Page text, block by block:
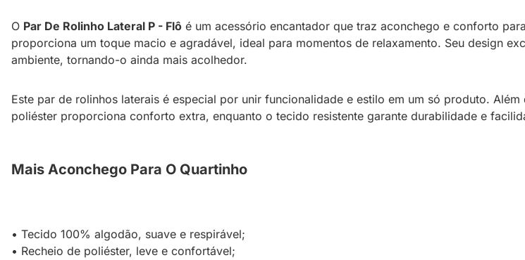
O Par De Rolinho Lateral P - Flô é um acessório encantador que traz aconchego e conforto
proporciona um toque macio e agradável, ideal para momentos de relaxamento. Seu design
ambiente, tornando-o ainda mais acolhedor.
Este par de rolinhos laterais é especial por unir funcionalidade e estilo em um só produto.
poliéster proporciona conforto extra, enquanto o tecido resistente garante durabilidade e
Mais Aconchego Para O Quartinho
• Tecido 100% algodão, suave e respirável;
• Recheio de poliéster, leve e confortável;